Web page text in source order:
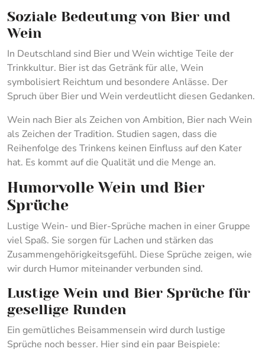
Soziale Bedeutung von Bier und
Wein
In Deutschland sind Bier und Wein wichtige Teile der
Trinkkultur. Bier ist das Getränk für alle, Wein
symbolisiert Reichtum und besondere Anlässe. Der
Spruch über Bier und Wein verdeutlicht diesen Gedanken.
Wein nach Bier als Zeichen von Ambition, Bier nach Wein
als Zeichen der Tradition. Studien sagen, dass die
Reihenfolge des Trinkens keinen Einfluss auf den Kater
hat. Es kommt auf die Qualität und die Menge an.
Humorvolle Wein und Bier
Sprüche
Lustige Wein- und Bier-Sprüche machen in einer Gruppe
viel Spaß. Sie sorgen für Lachen und stärken das
Zusammengehörigkeitsgefühl. Diese Sprüche zeigen, wie
wir durch Humor miteinander verbunden sind.
Lustige Wein und Bier Sprüche für
gesellige Runden
Ein gemütliches Beisammensein wird durch lustige
Sprüche noch besser. Hier sind ein paar Beispiele: